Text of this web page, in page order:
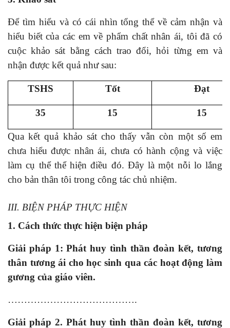
Để tìm hiểu và có cái nhìn tổng thể về cảm nhận và
hiểu biết của các em về phẩm chất nhân ái, tôi đã có
cuộc khảo sát bằng cách trao đổi, hỏi từng em và
nhận được kết quả như sau:
TSHS Tốt Đạt
35 15 15
Qua kết quả khảo sát cho thấy vẫn còn một số em
chưa hiểu được nhân ái, chưa có hành cộng và việc
làm cụ thể thể hiện điều đó. Đây là một nỗi lo lắng
cho bản thân tôi trong công tác chủ nhiệm.
III. BIỆN PHÁP THỰC HIỆN
1. Cách thức thực hiện biện pháp
Giải pháp 1: Phát huy tình thần đoàn kết, tương
thân tương ái cho học sinh qua các hoạt động làm
gương của giáo viên.
………………………………….
Giải pháp 2. Phát huy tình thần đoàn kết, tương